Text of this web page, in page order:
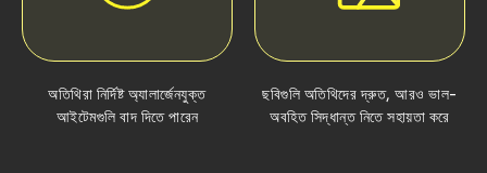
অতিথিরা নির্দিষ্ট অ্যালার্জেনযুক্ত
আইটেমগুলি বাদ দিতে পারেন
ছবিগুলি অতিথিদের দ্রুত, আরও ভাল-
অবহিত সিদ্ধান্ত নিতে সহায়তা করে